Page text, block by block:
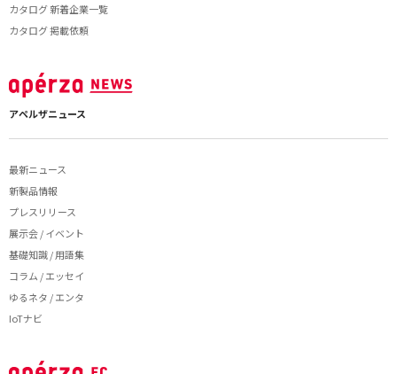
カタログ 新着企業一覧
カタログ 掲載依頼
アペルザニュース
最新ニュース
新製品情報
プレスリリース
展示会 / イベント
基礎知識 / 用語集
コラム / エッセイ
ゆるネタ / エンタ
IoTナビ